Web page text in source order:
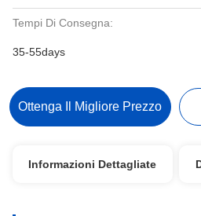
Tempi Di Consegna:
35-55days
Ottenga Il Migliore Prezzo
Informazioni Dettagliate